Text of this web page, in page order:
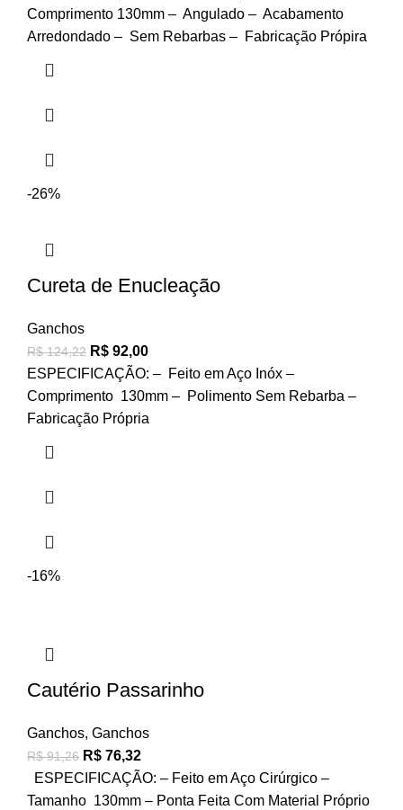
Comprimento 130mm – Angulado – Acabamento
Arredondado – Sem Rebarbas – Fabricação Própira
-26%
Cureta de Enucleação
Ganchos
R$124,22 R$ 92,00
ESPECIFICAÇÃO: – Feito em Aço Inóx –
Comprimento 130mm – Polimento Sem Rebarba –
Fabricação Própria
-16%
Cautério Passarinho
Ganchos, Ganchos
R$91,26 R$ 76,32
ESPECIFICAÇÃO: – Feito em Aço Cirúrgico –
Tamanho 130mm – Ponta Feita Com Material Próprio